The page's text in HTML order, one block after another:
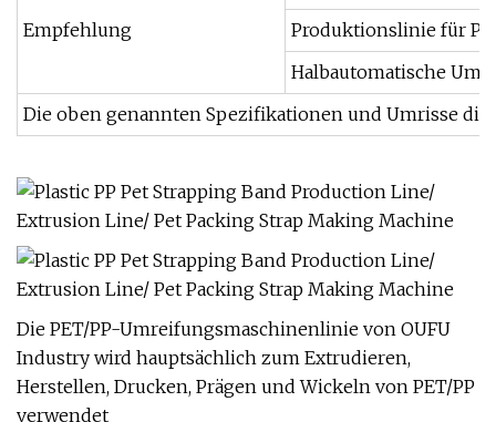
Empfehlung
Produktionslinie für
Halbautomatische
Die oben genannten Spezifikationen und Umrisse
Die PET/PP-Umreifungsmaschinenlinie von OUFU
Industry wird hauptsächlich zum Extrudieren,
Herstellen, Drucken, Prägen und Wickeln von PET/PP
verwendet